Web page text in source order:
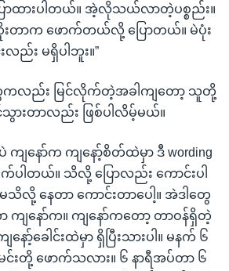
ောထားပါတယ်။ အဲ့လိုသယ်လာတဲ့ပစ္စည်း။
တာက ဖောက်တယ်လို့ ပြောတယ်။ မဲပုံး
လည်း မရှိပါဘူး။”
ေကလည်း မြင်လိုက်တဲ့အခါကျတော့ သူတို့
ားတာလည်း ဖြစ်ပါလိမ့်မယ်။
ကျနော်က ကျနော့်စိတ်ထဲမှာ ဒီ wording
ပါတယ်။ သိလို့ ပြောလည်း ကောင်းပါ
လို့ နေတာ ကောင်းတာပေါ့။ အဲဒါတွေ
ကျနော်က။ ကျနော်ကတော့ တာဝန်ရှိတဲ့
ာ့်ခေါင်းထဲမှာ ရှိပြီးသားပါ။ မနက် ၆
င်းတို့ ဖောက်သလား။ ၆ နာရီအပ်တာ ၆